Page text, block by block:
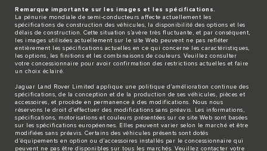
Remarque importante sur les images et les spécifications.
La pénurie mondiale de semi-conducteurs affecte actuellement les
spécifications de construction des véhicules, la disponibilité des options et les
délais de construction. Cette situation s’avère très fluctuante, et par conséquent,
les images utilisées actuellement sur le site Web peuvent ne pas refléter
entièrement les spécifications actuelles en ce qui concerne les caractéristiques,
les options, les finitions et les combinaisons de couleurs. Veuillez consulter
votre concessionnaire pour avoir confirmation des restrictions actuelles et faire
un choix éclairé.
Jaguar Land Rover Limited applique une politique d’amélioration continue des
spécifications, de la conception et de la production de ses véhicules, pièces et
accessoires, et procède en permanence à des modifications. Nous nous
réservons le droit d’effectuer des modifications sans préavis. Les informations,
spécifications, motorisations et couleurs présentées sur ce site Web sont basées
sur les spécifications européennes. Elles peuvent varier selon le marché et être
modifiées sans préavis. Certains des véhicules présents sont dotés
d’équipements en option ou d’accessoires installés par le concessionnaire qui
peuvent ne pas être disponibles sur tous les marchés. Veuillez contacter votre